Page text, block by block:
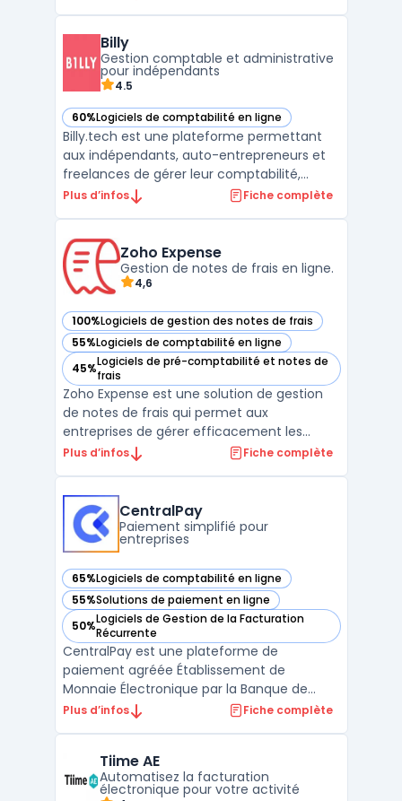
suivre le flux de trésorerie et à identifier des
économies poten ...
Billy
Gestion comptable et administrative
pour indépendants
4.5
60%Logiciels de comptabilité en ligne
— voir Billy dans cette catégorie
Billy.tech est une plateforme permettant
aux indépendants, auto-entrepreneurs et
freelances de gérer leur comptabilité,
administration et facturation en
création d'entreprise, la déclaration fiscale
et l'accès à un ...
Plus d’infos Fiche complète
Zoho Expense
Gestion de notes de frais en ligne.
4,6
100%Logiciels de gestion des notes de frais
— voir Zoho Expense dans cette catégorie
55%Logiciels de comptabilité en ligne
— voir Zoho Expense dans cette catégorie
45%Logiciels de pré-comptabilité et notes de
frais
— voir Zoho Expense dans cette catégorie
Zoho Expense est une solution de gestion
de notes de frais qui permet aux
entreprises de gérer efficacement les
remboursements de frais professionnels de
numérisation de reçus, la GED - Gestion
Electronique de Documents, ...
Plus d’infos Fiche complète
CentralPay
Paiement simplifié pour
entreprises
65%Logiciels de comptabilité en ligne
— voir CentralPay dans cette catégorie
55%Solutions de paiement en ligne
— voir CentralPay dans cette catégorie
50%Logiciels de Gestion de la Facturation
Récurrente
— voir CentralPay dans cette catégorie
CentralPay est une plateforme de
paiement agréée Établissement de
Monnaie Électronique par la Banque de
France. Elle simplifie la gestion des
solutions pour le paiement et
recouvrement de factures, le paiement en
Plus d’infos Fiche complète
Tiime AE
Automatisez la facturation
électronique pour votre activité